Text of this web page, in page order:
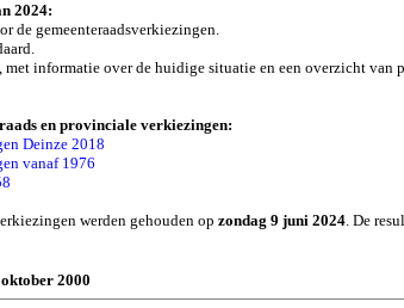
2024:
de gemeenteraadsverkiezingen.
, met informatie over de huidige situatie en een overzicht
en provinciale verkiezingen:
Deinze 2018
vanaf 1976
werden gehouden op zondag 9 juni 2024. De
2000